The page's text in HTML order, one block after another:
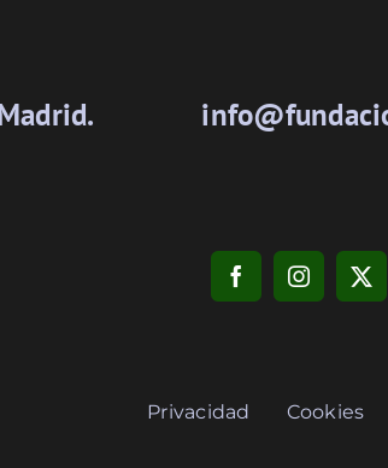
Privacidad Cookies